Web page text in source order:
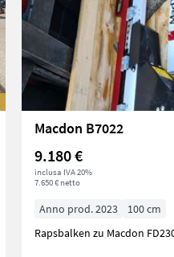
Macdon B7022
9.180 €
inclusa IVA 20%
7.650 € netto
Anno prod. 2023
100 cm
Rapsbalken zu Macdon